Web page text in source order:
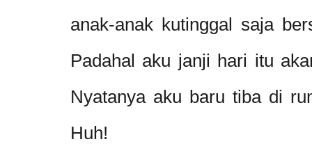
anak-anak kutinggal saja
Padahal aku janji hari itu
Nyatanya aku baru tiba di
Huh!